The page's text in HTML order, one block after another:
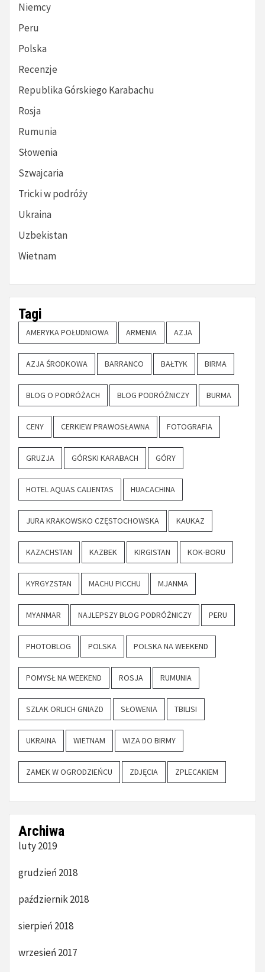
Niemcy
Peru
Polska
Recenzje
Republika Górskiego Karabachu
Rosja
Rumunia
Słowenia
Szwajcaria
Tricki w podróży
Ukraina
Uzbekistan
Wietnam
Tagi
AMERYKA POŁUDNIOWA ARMENIA AZJA
AZJA ŚRODKOWA BARRANCO BAŁTYK BIRMA
BLOG O PODRÓŻACH BLOG PODRÓŻNICZY BURMA
CENY CERKIEW PRAWOSŁAWNA FOTOGRAFIA
GRUZJA GÓRSKI KARABACH GÓRY
HOTEL AQUAS CALIENTAS HUACACHINA
JURA KRAKOWSKO CZĘSTOCHOWSKA KAUKAZ
KAZACHSTAN KAZBEK KIRGISTAN KOK-BORU
KYRGYZSTAN MACHU PICCHU MJANMA
MYANMAR NAJLEPSZY BLOG PODRÓŻNICZY PERU
PHOTOBLOG POLSKA POLSKA NA WEEKEND
POMYSŁ NA WEEKEND ROSJA RUMUNIA
SZLAK ORLICH GNIAZD SŁOWENIA TBILISI
UKRAINA WIETNAM WIZA DO BIRMY
ZAMEK W OGRODZIEŃCU ZDJĘCIA ZPLECAKIEM
Archiwa
luty 2019
grudzień 2018
październik 2018
sierpień 2018
wrzesień 2017